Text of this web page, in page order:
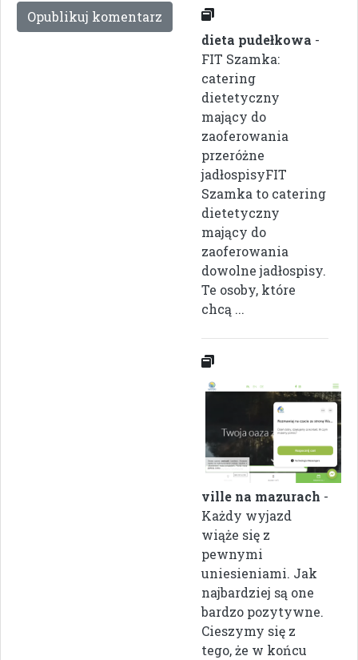
dieta pudełkowa -
FIT Szamka:
catering
dietetyczny
mający do
zaoferowania
przeróżne
jadłospisyFIT
Szamka to catering
dietetyczny
mający do
zaoferowania
dowolne jadłospisy.
Te osoby, które
chcą ...
ville na mazurach -
Każdy wyjazd
wiąże się z
pewnymi
uniesieniami. Jak
najbardziej są one
bardzo pozytywne.
Cieszymy się z
tego, że w końcu